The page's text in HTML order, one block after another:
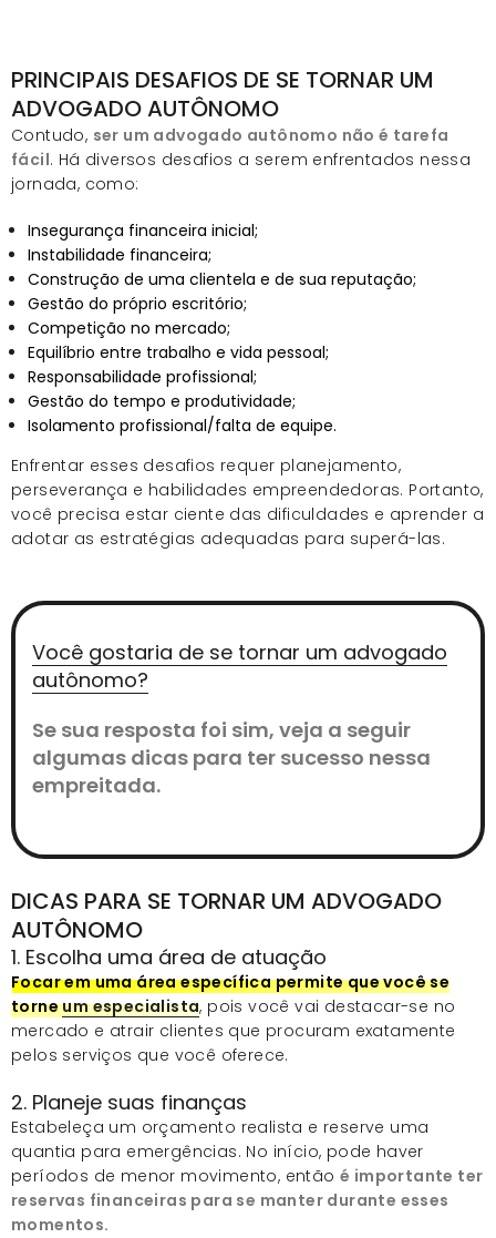
PRINCIPAIS DESAFIOS DE SE TORNAR UM
ADVOGADO AUTÔNOMO
Contudo, ser um advogado autônomo não é tarefa
fácil. Há diversos desafios a serem enfrentados nessa
jornada, como:
Insegurança financeira inicial;
Instabilidade financeira;
Construção de uma clientela e de sua reputação;
Gestão do próprio escritório;
Competição no mercado;
Equilíbrio entre trabalho e vida pessoal;
Responsabilidade profissional;
Gestão do tempo e produtividade;
Isolamento profissional/falta de equipe.
Enfrentar esses desafios requer planejamento,
perseverança e habilidades empreendedoras. Portanto,
você precisa estar ciente das dificuldades e aprender a
adotar as estratégias adequadas para superá-las.
Você gostaria de se tornar um advogado
autônomo?
Se sua resposta foi sim, veja a seguir
algumas dicas para ter sucesso nessa
empreitada.
DICAS PARA SE TORNAR UM ADVOGADO
AUTÔNOMO
1. Escolha uma área de atuação
Focar em uma área específica permite que você se
torneum especialista, pois você vai destacar-se no
mercado e atrair clientes que procuram exatamente
pelos serviços que você oferece.
2. Planeje suas finanças
Estabeleça um orçamento realista e reserve uma
quantia para emergências. No início, pode haver
períodos de menor movimento, então é importante ter
reservas financeiras para se manter durante esses
momentos.